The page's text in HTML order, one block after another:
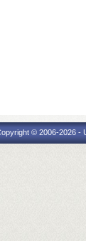
© 2006-2026